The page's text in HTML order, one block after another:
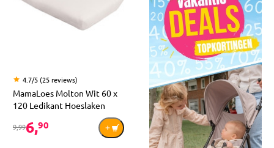
4.7/5 (25 reviews)
MamaLoes Molton Wit 60 x
120 Ledikant Hoeslaken
9,996,90